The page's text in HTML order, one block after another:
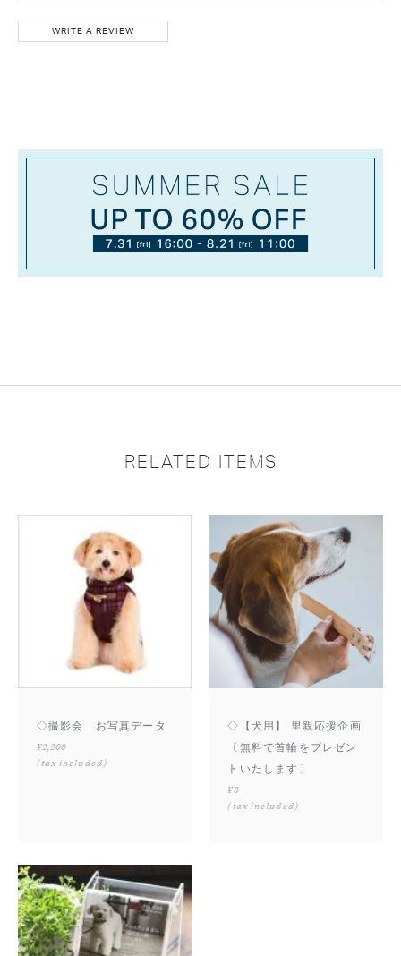
WRITE A REVIEW
RELATED ITEMS
◇撮影会 お写真データ
¥2,200
(tax included)
◇【犬用】 里親応援企画
〔無料で首輪をプレゼン
トいたします〕
¥0
(tax included)